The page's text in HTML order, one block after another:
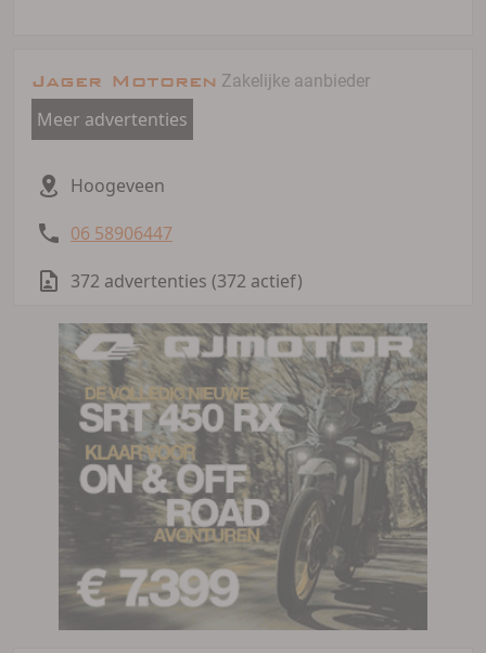
Jager Motoren Zakelijke aanbieder
Meer advertenties
Hoogeveen
06 58906447
372 advertenties (372 actief)